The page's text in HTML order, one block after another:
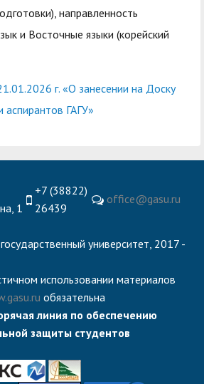
направленность
и Восточные языки (корейский
г. «О занесении на Доску
ГАГУ»
1
+7 (38822)
26439
office@gasu.ru
университет, 2017 -
использовании материалов
обязательна
линия по обеспечению
защиты студентов